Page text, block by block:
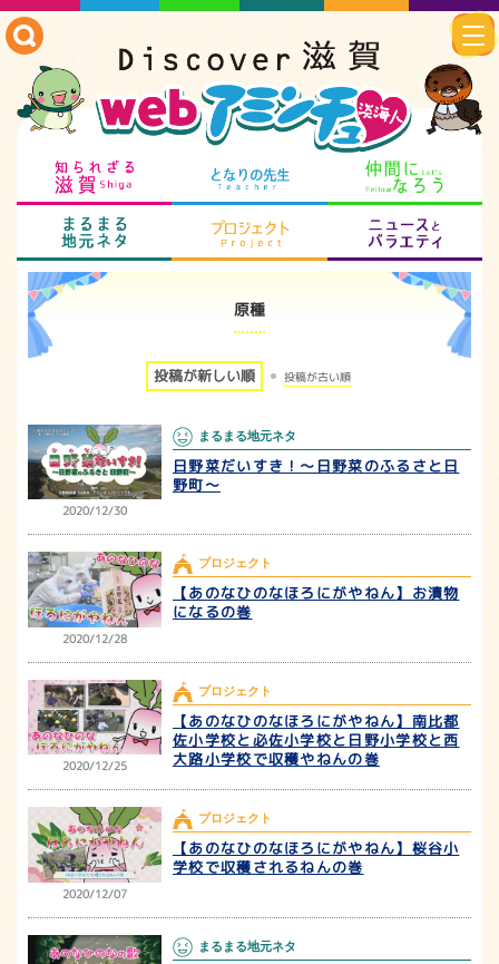
知られざる滋賀 となりの先生
まるまる地元ネタ プロジェクト
原種
投稿が新しい順 投稿が古い順
2020/12/30
まるまる地元ネタ
日野菜だいすき！～日野菜のふるさと日
野町～
2020/12/28
プロジェクト
【あのなひのなほろにがやねん】お漬物
になるの巻
2020/12/25
プロジェクト
【あのなひのなほろにがやねん】南比都
佐小学校と必佐小学校と日野小学校と西
大路小学校で収穫やねんの巻
2020/12/07
プロジェクト
【あのなひのなほろにがやねん】桜谷小
学校で収穫されるねんの巻
まるまる地元ネタ